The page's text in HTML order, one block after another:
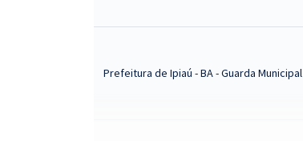
Prefeitura de Ipiaú - BA - Guarda Municipal